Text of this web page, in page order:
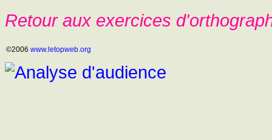
Retour aux exercices
©2006 www.letopweb.org